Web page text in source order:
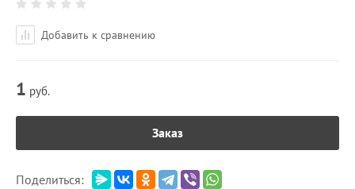
Добавить к сравнению
1 руб.
Заказ
Поделиться: